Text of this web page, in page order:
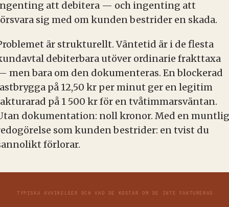
att debitera — och ingenting att
sig med om kunden bestrider en skada.
är strukturellt. Väntetid är i de flesta
debiterbara utöver ordinarie frakttaxa
men bara om den dokumenteras. En blockerad
på 12,50 kr per minut ger en legitim
på 1 500 kr för en tvåtimmarsväntan.
dokumentation: noll kronor. Med en muntlig
som kunden bestrider: en tvist du
förlorar.
TYPISKA AVVIKELSER OCH VAD DE KOSTAR OM DE INTE FAKTURERAS